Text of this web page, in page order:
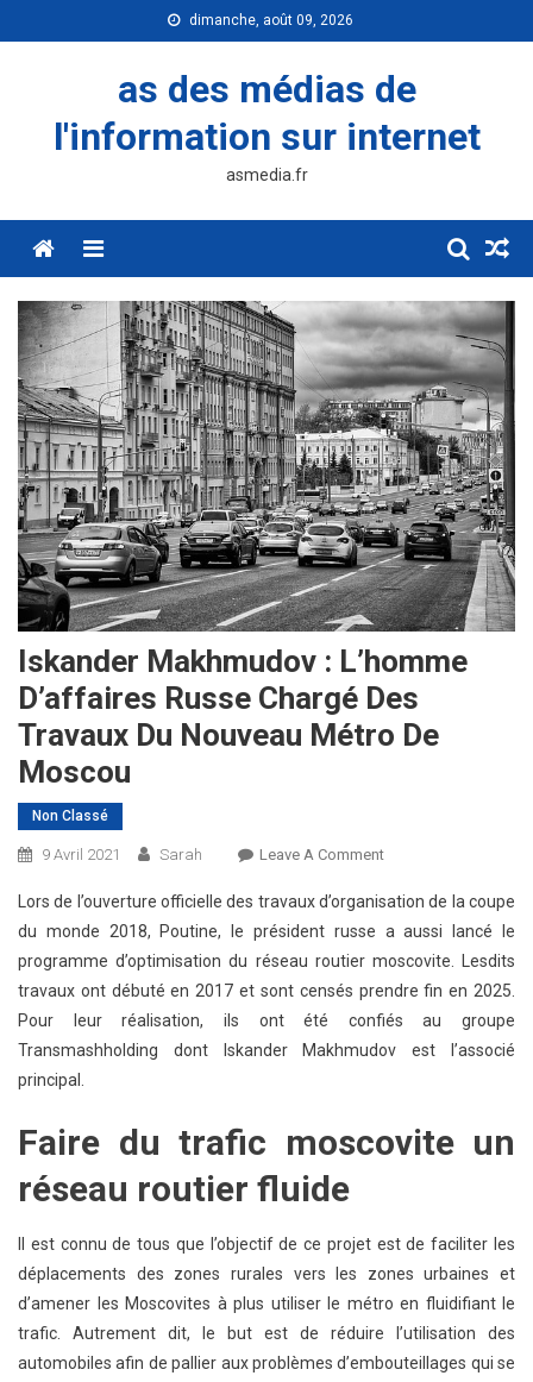
to
dimanche, août 09, 2026
as des médias de
l'information sur internet
asmedia.fr
Menu
Iskander Makhmudov : L’homme
D’affaires Russe Chargé Des
Travaux Du Nouveau Métro De
Moscou
Non Classé
9 Avril 2021 Sarah Leave A CommentOn
Makhmudov
:
L’homme
D’affaires
Russe
Chargé
Nouveau
Moscou
Lors de l’ouverture officielle des travaux d’organisation de la coupe
du monde 2018, Poutine, le président russe a aussi lancé le
programme d’optimisation du réseau routier moscovite. Lesdits
travaux ont débuté en 2017 et sont censés prendre fin en 2025.
Pour leur réalisation, ils ont été confiés au groupe
Transmashholding dont Iskander Makhmudov est l’associé
principal.
Faire du trafic moscovite un
réseau routier fluide
Il est connu de tous que l’objectif de ce projet est de faciliter les
déplacements des zones rurales vers les zones urbaines et
d’amener les Moscovites à plus utiliser le métro en fluidifiant le
trafic. Autrement dit, le but est de réduire l’utilisation des
automobiles afin de pallier aux problèmes d’embouteillages qui se